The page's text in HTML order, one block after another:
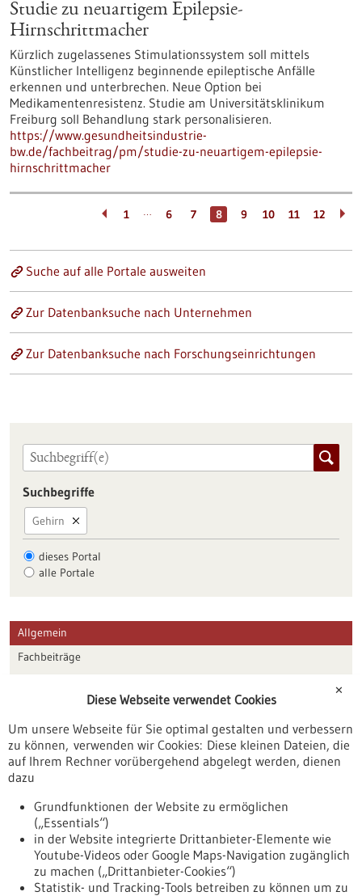
Studie zu neuartigem Epilepsie-
Hirnschrittmacher
Kürzlich zugelassenes Stimulationssystem soll mittels
Künstlicher Intelligenz beginnende epileptische Anfälle
erkennen und unterbrechen. Neue Option bei
Medikamentenresistenz. Studie am Universitätsklinikum
Freiburg soll Behandlung stark personalisieren.
https://www.gesundheitsindustrie-
bw.de/fachbeitrag/pm/studie-zu-neuartigem-epilepsie-
hirnschrittmacher
1 … 6 7 8 9 10 11 12
Suche auf alle Portale ausweiten
Zur Datenbanksuche nach Unternehmen
Zur Datenbanksuche nach Forschungseinrichtungen
Suchbegriffe
Gehirn
dieses Portal
alle Portale
Allgemein
Fachbeiträge
Veranstaltungen
Erscheinungsdatum
✕
Diese Webseite verwendet Cookies
Um unsere Webseite für Sie optimal gestalten und verbessern
zu können, verwenden wir Cookies: Diese kleinen Dateien, die
auf Ihrem Rechner vorübergehend abgelegt werden, dienen
dazu
Grundfunktionen der Website zu ermöglichen
(„Essentials“)
in der Website integrierte Drittanbieter-Elemente wie
Youtube-Videos oder Google Maps-Navigation zugänglich
zu machen („Drittanbieter-Cookies“)
Statistik- und Tracking-Tools betreiben zu können um zu